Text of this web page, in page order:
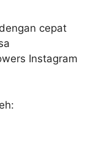
cepat
Instagram